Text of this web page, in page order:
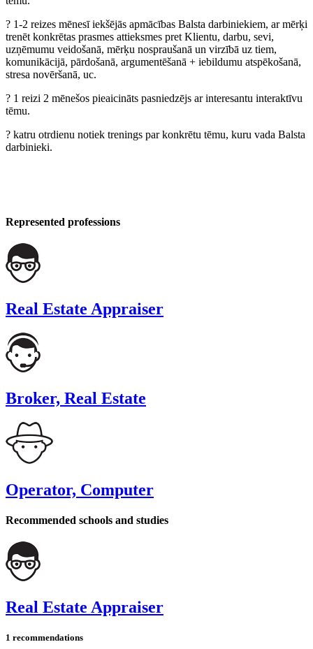
? 1-2 reizes mēnesī iekšējās apmācības Balsta darbiniekiem, ar mērķi
trenēt konkrētas prasmes attieksmes pret Klientu, darbu, sevi,
uzņēmumu veidošanā, mērķu nospraušanā un virzībā uz tiem,
komunikācijā, pārdošanā, argumentēšanā + iebildumu atspēkošanā,
stresa novēršanā, uc.
? 1 reizi 2 mēnešos pieaicināts pasniedzējs ar interesantu interaktīvu
tēmu.
? katru otrdienu notiek trenings par konkrētu tēmu, kuru vada Balsta
darbinieki.
Represented professions
Real Estate Appraiser
Broker, Real Estate
Operator, Computer
Recommended schools and studies
Real Estate Appraiser
1 recommendations